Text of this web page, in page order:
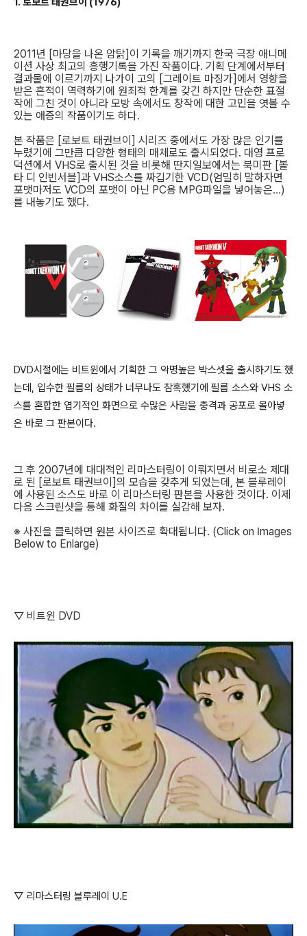
2011년 [마당을 나온 암탉]이 기록을 깨기까지 한국 극장 애니메
이션 사상 최고의 흥행기록을 가진 작품이다. 기획 단계에서부터
결과물에 이르기까지 나가이 고의 [그레이트 마징가]에서 영향을
받은 흔적이 역력하기에 원죄적 한계를 갖긴 하지만 단순한 표절
작에 그친 것이 아니라 모방 속에서도 창작에 대한 고민을 엿볼 수
있는 애증의 작품이기도 하다.
본 작품은 [로보트 태권브이] 시리즈 중에서도 가장 많은 인기를
누렸기에 그만큼 다양한 형태의 매체로도 출시되었다. 대영 프로
덕션에서 VHS로 출시된 것을 비롯해 딴지일보에서는 북미판 [볼
타 디 인빈서블]과 VHS소스를 짜깁기한 VCD(엄밀히 말하자면
포맷마저도 VCD의 포맷이 아닌 PC용 MPG파일을 넣어놓은…)
를 내놓기도 했다.
DVD시절에는 비트윈에서 기획한 그 악명높은 박스셋을 출시하기도 했
는데, 입수한 필름의 상태가 너무나도 참혹했기에 필름 소스와 VHS 소
스를 혼합한 엽기적인 화면으로 수많은 사람을 충격과 공포로 몰아넣
은 바로 그 판본이다.
그 후 2007년에 대대적인 리마스터링이 이뤄지면서 비로소 제대
로 된 [로보트 태권브이]의 모습을 갖추게 되었는데, 본 블루레이
에 사용된 소스도 바로 이 리마스터링 판본을 사용한 것이다. 이제
다음 스크린샷을 통해 화질의 차이를 실감해 보자.
※ 사진을 클릭하면 원본 사이즈로 확대됩니다. (Click on Images
Below to Enlarge)
▽ 비트윈 DVD
▽ 리마스터링 블루레이 U.E